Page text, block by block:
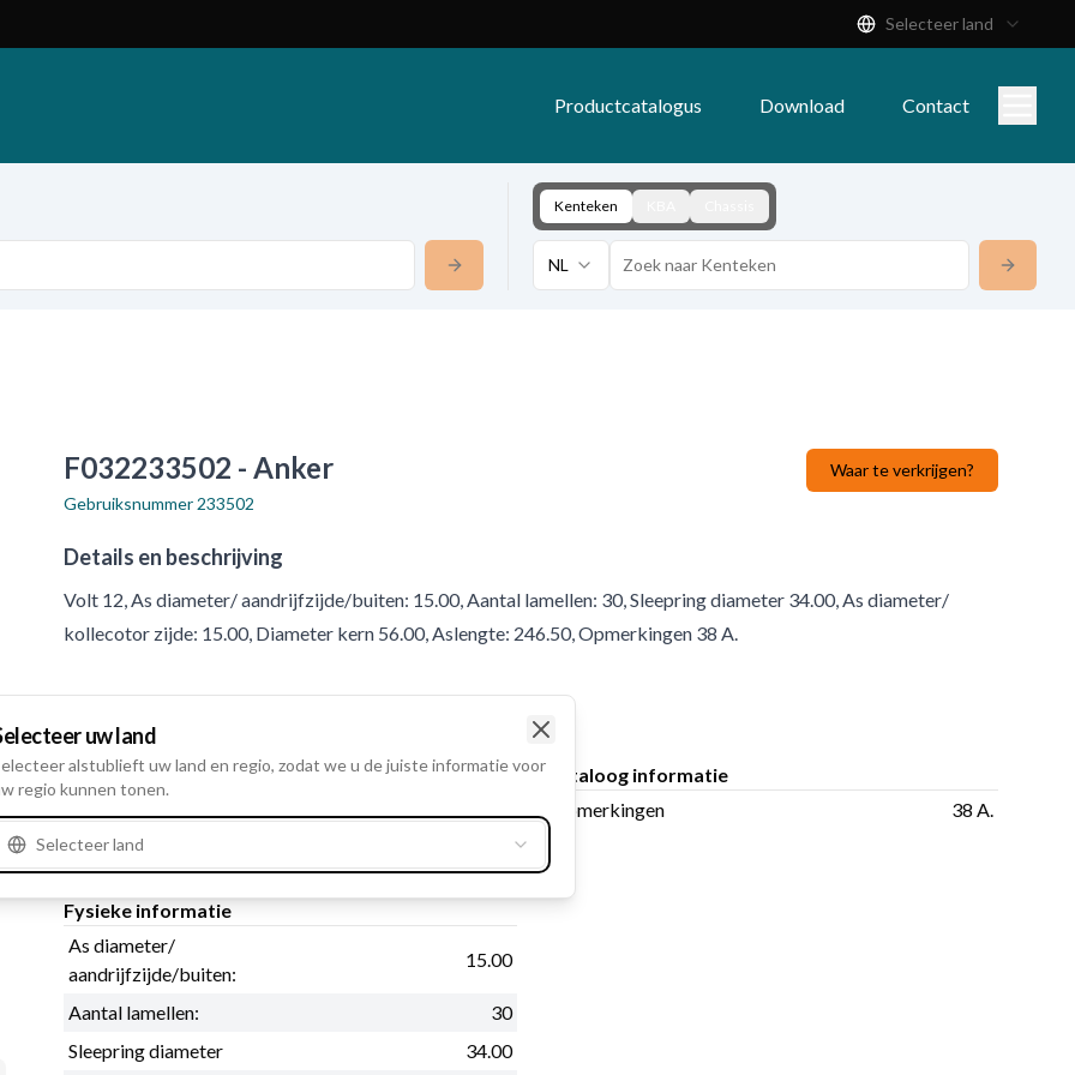
Selecteer land
Productcatalogus Download Contact
Kenteken
NL
F032233502 - Anker
Waar te verkrijgen?
Gebruiksnummer 233502
Details en beschrijving
Volt 12, As diameter/ aandrijfzijde/buiten: 15.00, Aantal lamellen: 30, Sleepring diameter 34.00, As diameter/
kollecotor zijde: 15.00, Diameter kern 56.00, Aslengte: 246.50, Opmerkingen 38 A.
Electrische informatie
Cataloog informatie
Opmerkingen
38 A.
Fysieke informatie
As diameter/
aandrijfzijde/buiten:
15.00
Aantal lamellen:
30
Sleepring diameter
34.00
uw land
alstublieft uw land en regio, zodat we u de juiste informatie voor
regio kunnen tonen.
Selecteer land